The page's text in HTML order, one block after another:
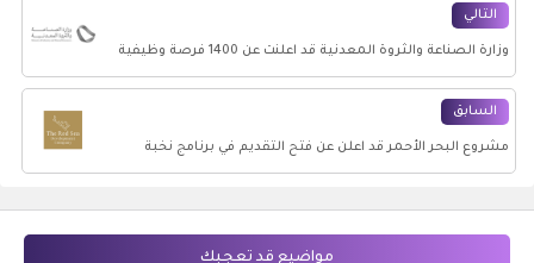
التالي
وزارة الصناعة والثروة المعدنية قد اعلنت عن 1400 فرصة وظيفية
في كافة أنحاء المملكة
السابق
مشروع البحر الأحمر قد اعلن عن فتح التقديم في برنامج نخبة
مواضيع قد تعجبك